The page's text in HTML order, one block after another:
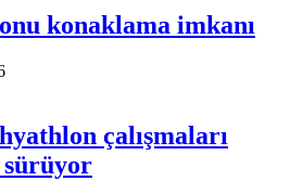
konaklama imkanı
çalışmaları
sürüyor